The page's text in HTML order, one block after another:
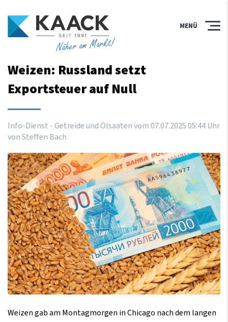
Näher am Markt!
MENÜ
Weizen: Russland setzt
Exportsteuer auf Null
Info-Dienst - Getreide und Ölsaaten vom07.07.202505:44Uhr
von Steffen Bach
Weizen gab am Montagmorgen in Chicago nach dem langen